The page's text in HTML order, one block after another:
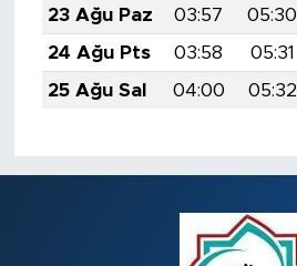
23 Ağu Paz
03:57 05:30
24 Ağu Pts
03:58 05:31
25 Ağu Sal
04:00 05:32